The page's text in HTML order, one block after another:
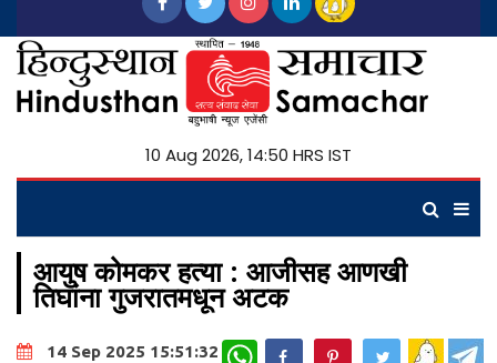
10 Aug 2026, 14:50 HRS IST
आयुष कोमकर हत्या : आजीसह आणखी
तिघांना गुजरातमधून अटक
14 Sep 2025 15:51:32 WhatsApp